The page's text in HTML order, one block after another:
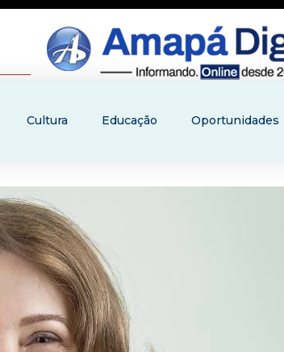
Cultura Educação Oportunidades